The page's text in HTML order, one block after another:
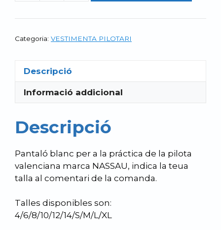
Pantaló
NASSAU
Categoria: VESTIMENTA PILOTARI
Descripció
Informació addicional
Descripció
Pantaló blanc per a la práctica de la pilota
valenciana marca NASSAU, indica la teua
talla al comentari de la comanda.
Talles disponibles son:
4/6/8/10/12/14/S/M/L/XL